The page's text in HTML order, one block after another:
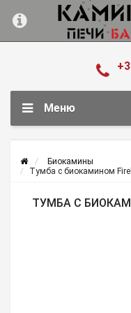
Меню
Биокамины
Тумба с биокамином
ТУМБА С